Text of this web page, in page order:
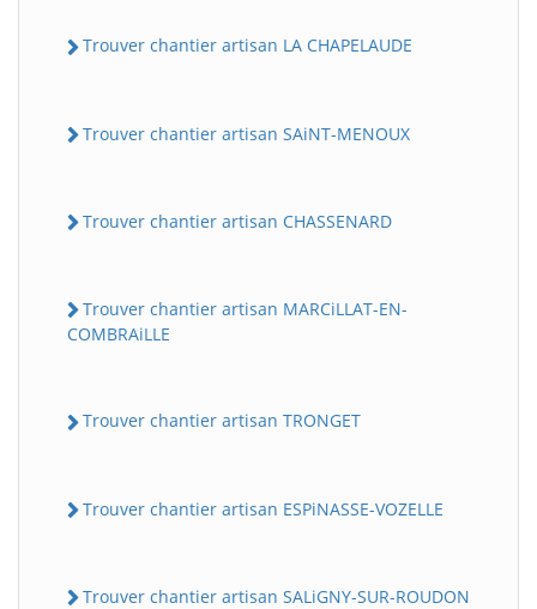
Trouver chantier artisan LA CHAPELAUDE
Trouver chantier artisan SAiNT-MENOUX
Trouver chantier artisan CHASSENARD
Trouver chantier artisan MARCiLLAT-EN-
COMBRAiLLE
Trouver chantier artisan TRONGET
Trouver chantier artisan ESPiNASSE-VOZELLE
Trouver chantier artisan SALiGNY-SUR-ROUDON